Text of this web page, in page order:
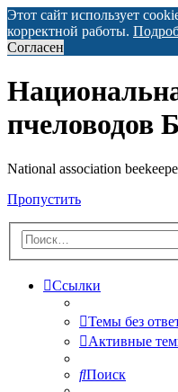
Этот сайт использует
корректной работы.
Согласен
пчеловодов
National association
Пропустить
Ссылки
Темы без
Активные
Поиск